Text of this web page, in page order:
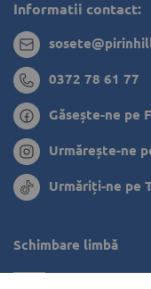
Informatii contact:
0372 78 61 77
Găsește-ne pe
Urmărește-ne
Urmăriți-ne pe
Schimbare limbă